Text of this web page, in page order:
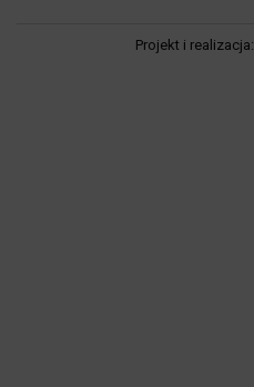
Projekt i realizacja: